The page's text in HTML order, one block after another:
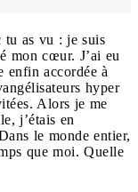
tu as vu : je suis
mon cœur. J’ai eu
enfin accordée à
hyper
Alors je me
j’étais en
le monde entier,
que moi. Quelle